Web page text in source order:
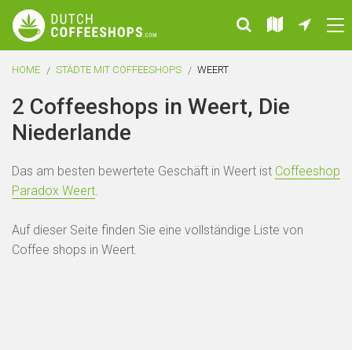
HOME STÄDTE MIT COFFEESHOPS WEERT
2 Coffeeshops in Weert, Die
Niederlande
Das am besten bewertete Geschäft in Weert ist Coffeeshop
Paradox Weert.
Auf dieser Seite finden Sie eine vollständige Liste von
Coffee shops in Weert.